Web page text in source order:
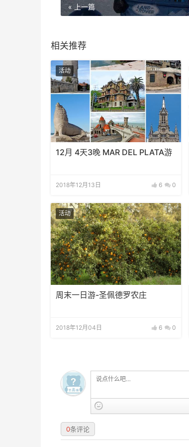
« 上一篇
相关推荐
活动
12月 4天3晚 MAR DEL PLATA游
2018年12月13日 6 0
活动
周末一日游-圣佩德罗农庄
2018年12月04日 6 0
0条评论